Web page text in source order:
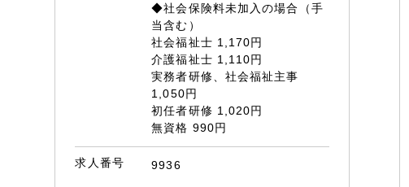
◆社会保険料未加入の場合（手
当含む）
社会福祉士 1,170円
介護福祉士 1,110円
実務者研修、社会福祉主事
1,050円
初任者研修 1,020円
無資格 990円
求人番号 9936